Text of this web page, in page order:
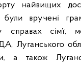
найвищих
були вручені
справах сім’ї,
Луганського
а також